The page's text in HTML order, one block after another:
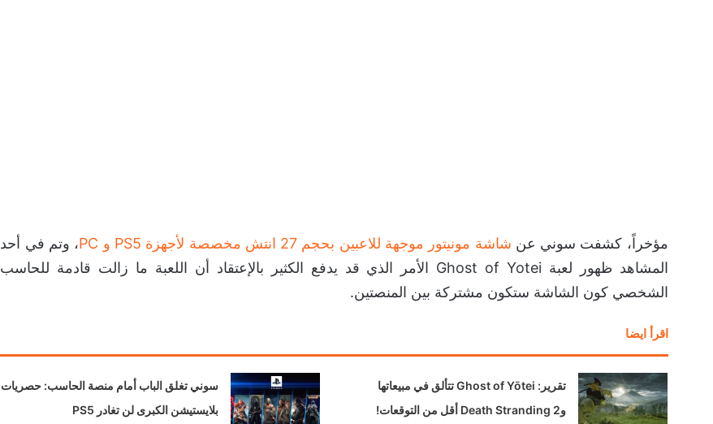
مؤخراً، كشفت سوني عن شاشة مونيتور موجهة للاعبين بحجم 27 انتش مخصصة لأجهزة PS5 و PC
، وتم في أحد
المشاهد ظهور لعبة Ghost of Yotei الأمر الذي قد يدفع الكثير بالإعتقاد أن اللعبة ما زالت قادمة للحاسب
الشخصي كون الشاشة ستكون مشتركة بين المنصتين.
اقرأ ايضا
تقرير: Ghost of Yōtei تتألق في مبيعاتها
وDeath Stranding 2 أقل من التوقعات!
سوني تغلق الباب أمام منصة الحاسب: حصريات
بلايستيشن الكبرى لن تغادر PS5